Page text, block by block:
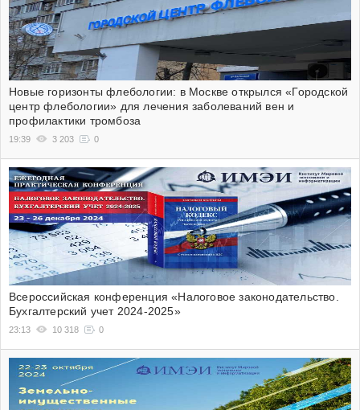
Новые горизонты флебологии: в Москве открылся «Городской
центр флебологии» для лечения заболеваний вен и
профилактики тромбоза
19:39 3 203 0
Всероссийская конференция «Налоговое законодательство.
Бухгалтерский учет 2024-2025»
23:13 10 318 0